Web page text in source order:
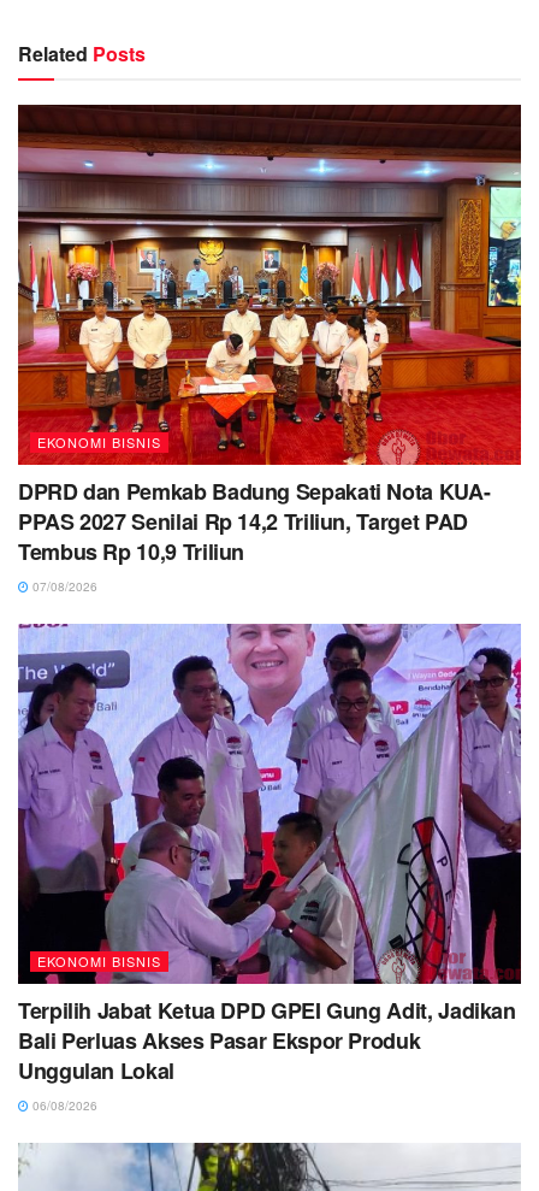
Related Posts
EKONOMI BISNIS
DPRD dan Pemkab Badung Sepakati Nota KUA-
PPAS 2027 Senilai Rp 14,2 Triliun, Target PAD
Tembus Rp 10,9 Triliun
07/08/2026
EKONOMI BISNIS
Terpilih Jabat Ketua DPD GPEI Gung Adit, Jadikan
Bali Perluas Akses Pasar Ekspor Produk
Unggulan Lokal
06/08/2026